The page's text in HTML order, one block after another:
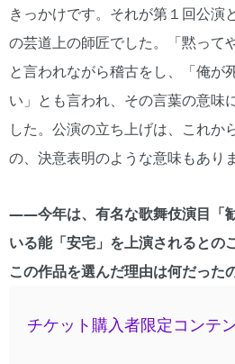
きっかけです。それが第１回公演
の芸道上の師匠でした。「黙って
と言われながら稽古をし、「俺が
い」とも言われ、その言葉の意味
した。公演の立ち上げは、これか
の、決意表明のような意味もあり
――今年は、有名な歌舞伎演目「
いる能「安宅」を上演されるとの
この作品を選んだ理由は何だった
チケット購入者限定コンテ